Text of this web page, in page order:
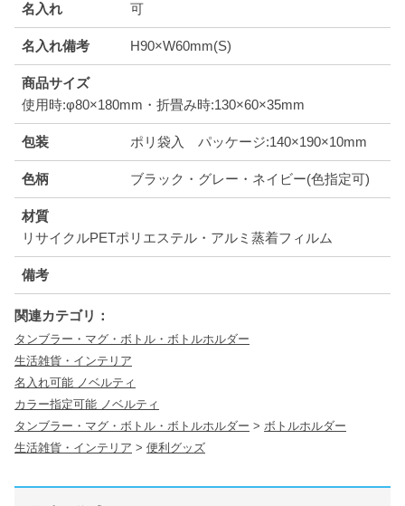
名入れ 可
名入れ備考 H90×W60mm(S)
商品サイズ
使用時:φ80×180mm・折畳み時:130×60×35mm
包装 ポリ袋入 パッケージ:140×190×10mm
色柄 ブラック・グレー・ネイビー(色指定可)
材質
リサイクルPETポリエステル・アルミ蒸着フィルム
備考
関連カテゴリ：
タンブラー・マグ・ボトル・ボトルホルダー
生活雑貨・インテリア
名入れ可能 ノベルティ
カラー指定可能 ノベルティ
タンブラー・マグ・ボトル・ボトルホルダー > ボトルホルダー
生活雑貨・インテリア > 便利グッズ